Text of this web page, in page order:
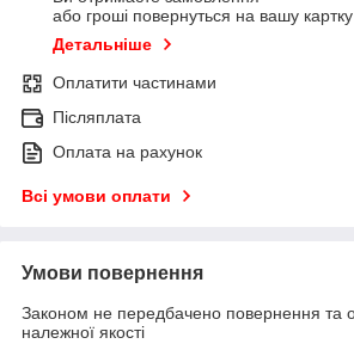
або гроші повернуться на вашу картку
Детальніше
Оплатити частинами
Післяплата
Оплата на рахунок
Всі умови оплати
Умови повернення
Законом не передбачено повернення та
належної якості